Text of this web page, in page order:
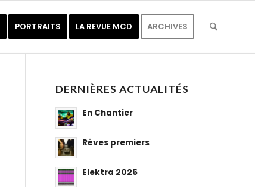
PORTRAITS LA REVUE MCD ARCHIVES
DERNIÈRES ACTUALITÉS
En Chantier
Rêves premiers
Elektra 2026